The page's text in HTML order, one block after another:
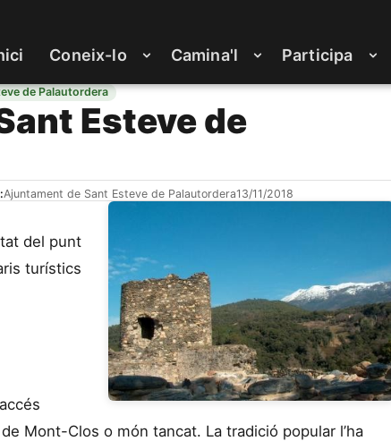
Coneix-lo Camina'l Participa
de Palautordera
Esteve de
Ajuntament de Sant Esteve de Palautordera13/11/2018
del punt
turístics
Mont-Clos o món tancat. La tradició popular l’ha